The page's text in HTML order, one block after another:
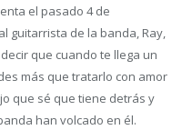
el pasado 4 de
guitarrista de la banda, Ray,
que cuando te llega un
más que tratarlo con amor
que sé que tiene detrás y
han volcado en él.